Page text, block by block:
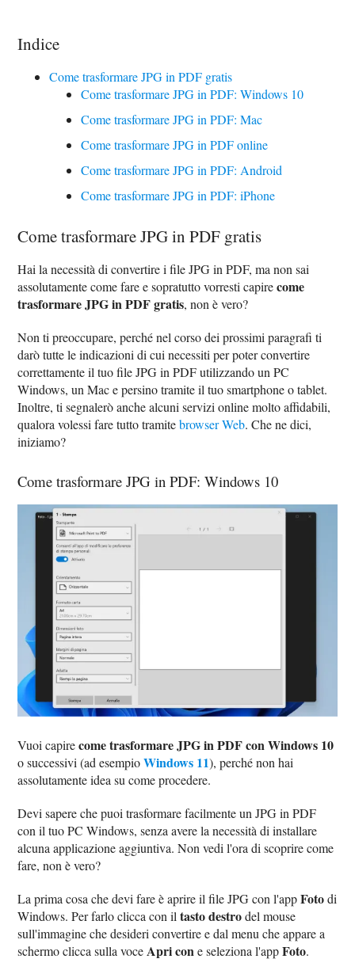
Indice
Come trasformare JPG in PDF gratis
Come trasformare JPG in PDF: Windows 10
Come trasformare JPG in PDF: Mac
Come trasformare JPG in PDF online
Come trasformare JPG in PDF: Android
Come trasformare JPG in PDF: iPhone
Come trasformare JPG in PDF gratis
Hai la necessità di convertire i file JPG in PDF, ma non sai
assolutamente come fare e sopratutto vorresti capirecome
trasformare JPG in PDF gratis, non è vero?
Non ti preoccupare, perché nel corso dei prossimi paragrafi ti
darò tutte le indicazioni di cui necessiti per poter convertire
correttamente il tuo file JPG in PDF utilizzando un PC
Windows, un Mac e persino tramite il tuo smartphone o tablet.
Inoltre, ti segnalerò anche alcuni servizi online molto affidabili,
qualora volessi fare tutto tramitebrowser Web. Che ne dici,
iniziamo?
Come trasformare JPG in PDF: Windows 10
Vuoi capirecome trasformare JPG in PDF con Windows 10
o successivi (ad esempioWindows 11), perché non hai
assolutamente idea su come procedere.
Devi sapere che puoi trasformare facilmente un JPG in PDF
con il tuo PC Windows, senza avere la necessità di installare
alcuna applicazione aggiuntiva. Non vedi l'ora di scoprire come
fare, non è vero?
La prima cosa che devi fare è aprire il file JPG con l'appFotodi
Windows. Per farlo clicca con iltasto destrodel mouse
sull'immagine che desideri convertire e dal menu che appare a
schermo clicca sulla voceApri cone seleziona l'appFoto.